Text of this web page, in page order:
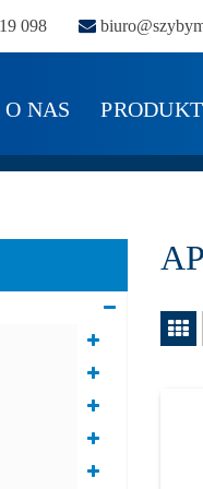
098
O NAS